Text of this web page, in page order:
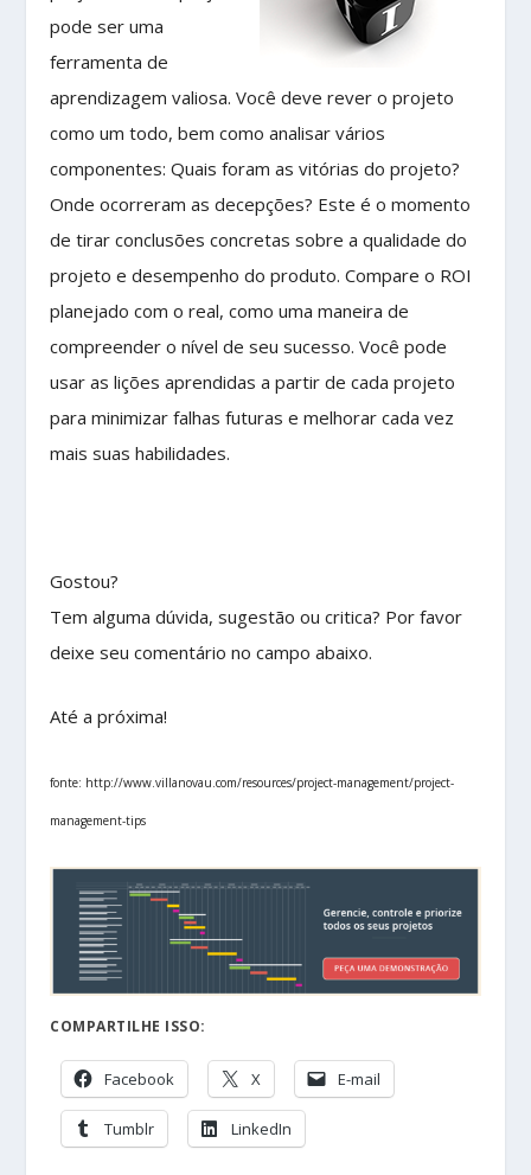
pode ser uma
ferramenta de
aprendizagem valiosa. Você deve rever o projeto
como um todo, bem como analisar vários
componentes: Quais foram as vitórias do projeto?
Onde ocorreram as decepções? Este é o momento
de tirar conclusões concretas sobre a qualidade do
projeto e desempenho do produto. Compare o ROI
planejado com o real, como uma maneira de
compreender o nível de seu sucesso. Você pode
usar as lições aprendidas a partir de cada projeto
para minimizar falhas futuras e melhorar cada vez
mais suas habilidades.
Gostou?
Tem alguma dúvida, sugestão ou critica? Por favor
deixe seu comentário no campo abaixo.
Até a próxima!
fonte: http://www.villanovau.com/resources/project-management/project-
management-tips
COMPARTILHE ISSO:
Facebook X E-mail
Tumblr LinkedIn